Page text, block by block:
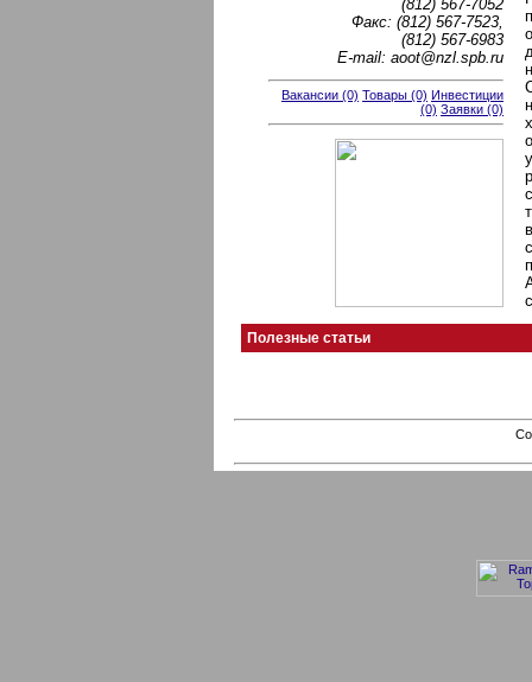
(812) 567-7052
Факс: (812) 567-7523,
(812) 567-6983
E-mail: aoot@nzl.spb.ru
Вакансии (0) Товары (0) Инвестиции
(0) Заявки (0)
Полезные статьи